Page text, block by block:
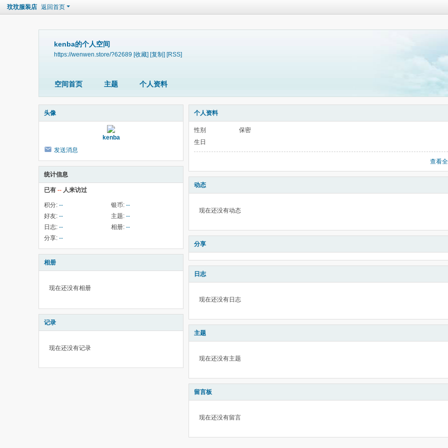
玟玟服装店 返回首页
kenba的个人空间
https://wenwen.store/?62689 [收藏] [复制] [RSS]
空间首页 主题 个人资料
头像
kenba
发送消息
统计信息
已有 -- 人来访过
积分: -- 银币: --
好友: -- 主题: --
日志: -- 相册: --
分享: --
相册
现在还没有相册
记录
现在还没有记录
个人资料
性别
保密
生日
查看
动态
现在还没有动态
分享
日志
现在还没有日志
主题
现在还没有主题
留言板
现在还没有留言